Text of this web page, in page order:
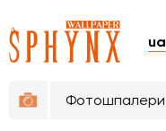
ua
Фотошпалери